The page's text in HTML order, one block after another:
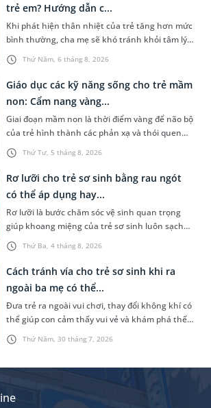
gặp phải vấn đề nguy hại cho sức khỏe.
Thứ Năm, 6 tháng 8, 2026
trẻ em? Hướng dẫn c...
Khi phát hiện thân nhiệt của trẻ tăng hơn mức
bình thường, cha mẹ sẽ khó tránh khỏi tâm lý
lo lắng. Tuy nhiên, không phải ai cũng biết đo
nhiệt độ ở nách bao nhiêu là sốt ở trẻ em và
cách chăm sóc trẻ sốt sao cho an toàn. Những
chia sẻ dưới đây sẽ cùng cha mẹ tìm hiểu vấn
đề này để giúp bé nhanh hồi phục và phòng
ngừa nguy cơ xảy ra biến chứng.
Thứ Tư, 5 tháng 8, 2026
Giáo dục các kỹ năng sống cho trẻ mầm
non: Cẩm nang vàng...
Giai đoạn mầm non là thời điểm vàng để não bộ
của trẻ hình thành các phản xạ và thói quen
hành vi nền tảng. Việc trang bị sớm các kỹ
năng sống cho trẻ mầm non không chỉ giúp
con vững vàng tự lập từ nhỏ mà còn là chiếc
khiên bảo vệ con an toàn khi bắt đầu bước ra
khám phá thế giới xung quanh.
Thứ Ba, 4 tháng 8, 2026
Rơ lưỡi cho trẻ sơ sinh bằng rau ngót
có thể áp dụng hay...
Rơ lưỡi là bước chăm sóc vệ sinh quan trọng
giúp khoang miệng của trẻ sơ sinh luôn sạch
sẽ, hạn chế cặn sữa tích tụ và giảm nguy cơ
nấm miệng. Để thực hiện điều này, không ít
cha mẹ tìm đến cách rơ lưỡi cho trẻ sơ sinh
bằng rau ngót. Vậy đây có phải là phương pháp
nên áp dụng không? Bài viết sau sẽ giúp cha
mẹ có thêm thông tin để chủ động chăm sóc
khoang miệng cho trẻ đúng cách.
Thứ Năm, 30 tháng 7, 2026
Cách tránh vía cho trẻ sơ sinh khi ra
ngoài ba mẹ có thể...
Đưa trẻ ra ngoài vui chơi, thay đổi không khí có
thể giúp con cảm thấy vui vẻ và khám phá thế
giới xung quanh. Tuy nhiên, nhiều cha mẹ vẫn
lo lắng khi trẻ quấy khóc, bỏ bú hoặc ngủ
đã bị “phải vía”. Vậy thực tế có hiện tượng này
trẻ sơ sinh khi ra ngoài như thế nào để bé luôn